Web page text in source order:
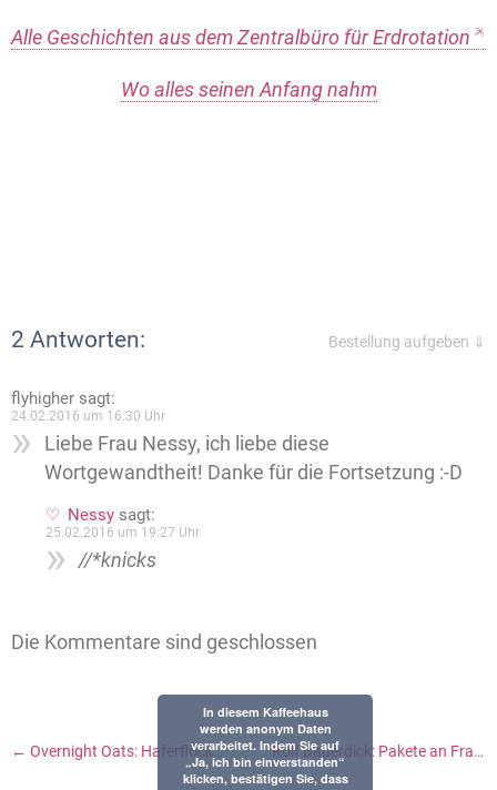
Alle Geschichten aus dem Zentralbüro für Erdrotation
Wo alles seinen Anfang nahm
2 Antworten: Bestellung aufgeben ⇓
flyhigher sagt:
24.02.2016 um 16:30 Uhr
Liebe Frau Nessy, ich liebe diese
Wortgewandtheit! Danke für die Fortsetzung :-D
Nessy sagt:
25.02.2016 um 19:27 Uhr
//*knicks
Die Kommentare sind geschlossen
← Overnight Oats: Haferflocken für Hipster Rolf Bauerdick: Pakete an Frau Blech
In diesem Kaffeehaus
werden anonym Daten
verarbeitet. Indem Sie auf
„Ja, ich bin einverstanden“
klicken, bestätigen Sie, dass